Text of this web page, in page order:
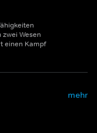
Wesen
einen Kampf
mehr